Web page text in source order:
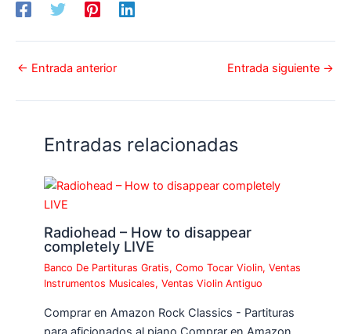
← Entrada anterior Entrada siguiente →
Entradas relacionadas
Radiohead – How to disappear
completely LIVE
Banco De Partituras Gratis,Como Tocar Violin,Ventas
Instrumentos Musicales,Ventas Violin Antiguo
Comprar en Amazon Rock Classics - Partituras